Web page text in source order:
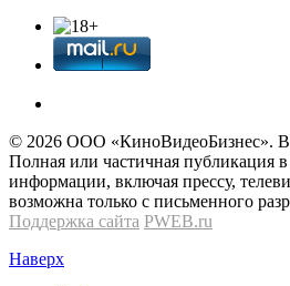
© 2026 OOО «КиноВидеоБизнес».
Полная или частичная публикация в
информации, включая прессу,
возможна только с письменного
Поддержка сайта PWEB.ru
Наверх